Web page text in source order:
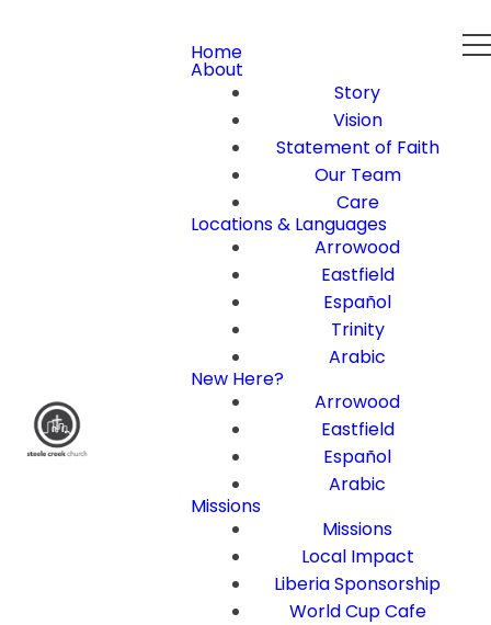
Home
About
Story
Vision
Statement of Faith
Our Team
Care
Locations & Languages
Arrowood
Eastfield
Español
Trinity
Arabic
New Here?
Arrowood
Eastfield
Español
Arabic
Missions
Missions
Local Impact
Liberia Sponsorship
World Cup Cafe